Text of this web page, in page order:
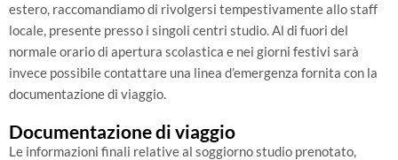
estero, raccomandiamo di rivolgersi tempestivamente allo staff
locale, presente presso i singoli centri studio. Al di fuori del
normale orario di apertura scolastica e nei giorni festivi sarà
invece possibile contattare una linea d’emergenza fornita con la
documentazione di viaggio.
Documentazione di viaggio
Le informazioni finali relative al soggiorno studio prenotato,